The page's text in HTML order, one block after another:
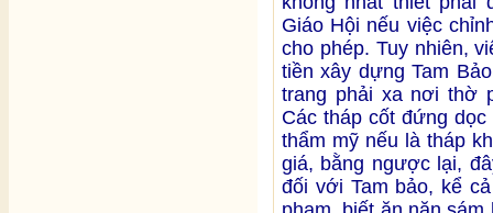
Giáo Hội nếu việc
cho phép. Tuy nhiên,
tiền xây dựng Tam
trang phải xa nơi thờ
Các tháp cốt đứng
thẩm mỹ nếu là tháp
giá, bằng ngược lại,
đối với Tam bảo, kể